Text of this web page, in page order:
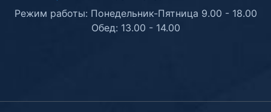
Режим работы: Понедельник-Пятница 9.00 - 18.00
Обед: 13.00 - 14.00